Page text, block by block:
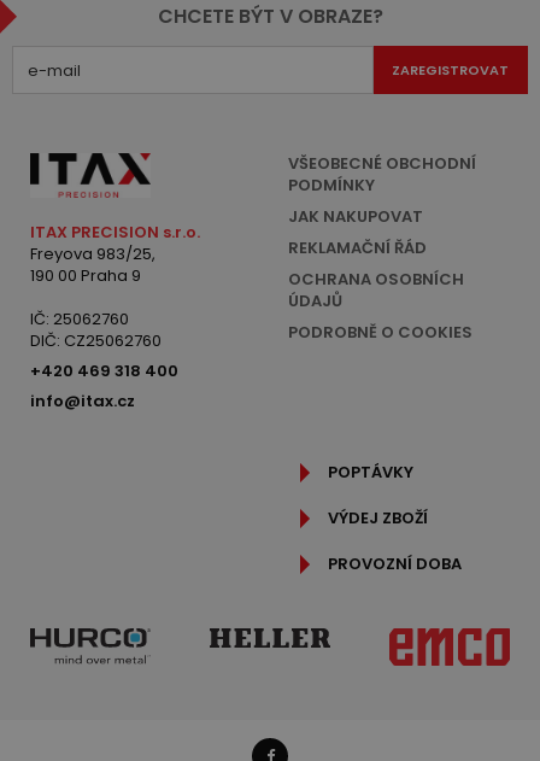
CHCETE BÝT V OBRAZE?
ZAREGISTROVAT
ITAX PRECISION s.r.o.
Freyova 983/25,
190 00 Praha 9
IČ: 25062760
DIČ: CZ25062760
+420 469 318 400
info@itax.cz
VŠEOBECNÉ OBCHODNÍ
PODMÍNKY
JAK NAKUPOVAT
REKLAMAČNÍ ŘÁD
OCHRANA OSOBNÍCH
ÚDAJŮ
PODROBNĚ O COOKIES
POPTÁVKY
VÝDEJ ZBOŽÍ
PROVOZNÍ DOBA